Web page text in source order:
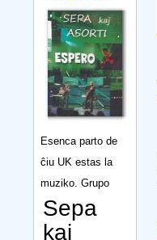
Esenca parto de
ĉiu UK estas la
muziko. Grupo
Sepa
kaj